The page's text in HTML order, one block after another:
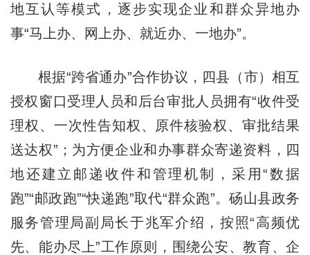
地互认等模式，逐步实现企业和群众异地办
事“马上办、网上办、就近办、一地办”。
根据“跨省通办”合作协议，四县（市）相互
授权窗口受理人员和后台审批人员拥有“收件受
理权、一次性告知权、原件核验权、审批结果
送达权”；为方便企业和办事群众寄递资料，四
地还建立邮递收件和管理机制，采用“数据
跑”“邮政跑”“快递跑”取代“群众跑”。砀山县政务
服务管理局副局长于兆军介绍，按照“高频优
先、能办尽上”工作原则，围绕公安、教育、企